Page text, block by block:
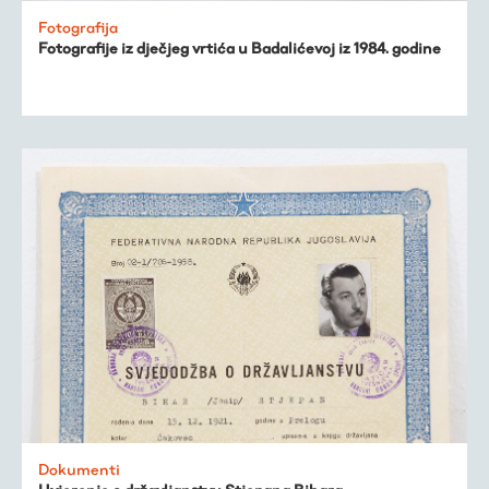
Fotografija
Fotografije iz dječjeg vrtića u Badalićevoj iz 1984. godine
Dokumenti